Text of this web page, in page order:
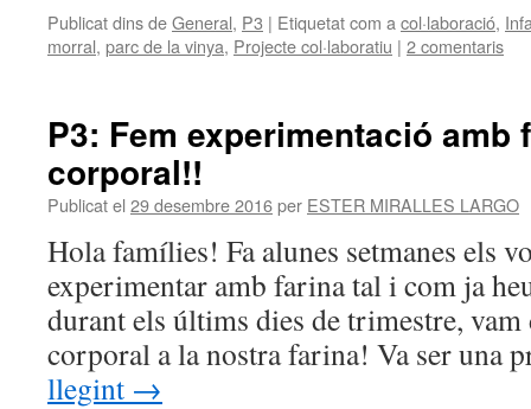
Publicat dins deGeneral, P3 | Etiquetat com a col·laboració,
morral, parc de la vinya, Projecte col·laboratiu | 2 comentaris
P3: Fem experimentació amb
corporal!!
Publicat el 29 desembre 2016per ESTER MIRALLES LARGO
Hola famílies! Fa alunes setmanes els
experimentar amb farina tal i com ja
durant els últims dies de trimestre,
corporal a la nostra farina! Va ser una
llegint →